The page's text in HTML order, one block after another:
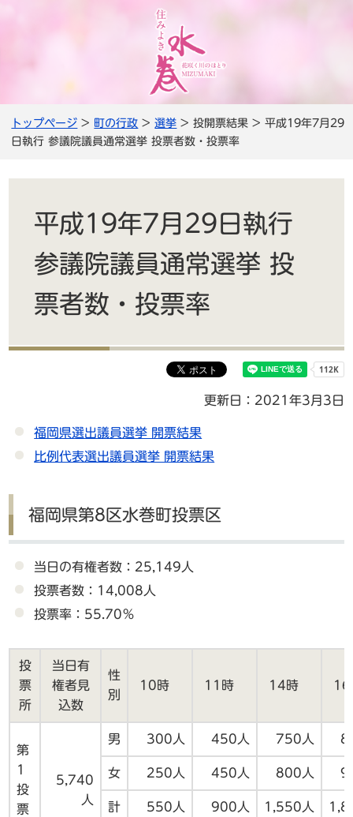
トップページ > 町の行政 >選挙 > 投開票結果 > 平成19年7月29
日執行 参議院議員通常選挙 投票者数・投票率
平成19年7月29日執行
参議院議員通常選挙 投
票者数・投票率
更新日：2021年3月3日
福岡県選出議員選挙 開票結果
比例代表選出議員選挙 開票結果
福岡県第8区水巻町投票区
当日の有権者数：25,149人
投票者数：14,008人
投票率：55.70％
投
票
所
当日有
権者見
込数
性
別
10時 11時 14時
第
1
投
票
5,740
人
男 300人 450人 750人
女 250人 450人 800人
計 550人 900人 1,550人